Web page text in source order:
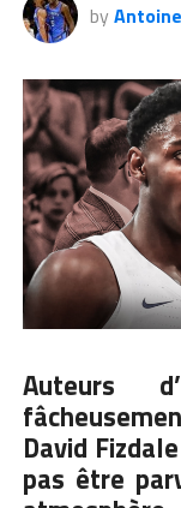
by
Auteurs
David
pas être